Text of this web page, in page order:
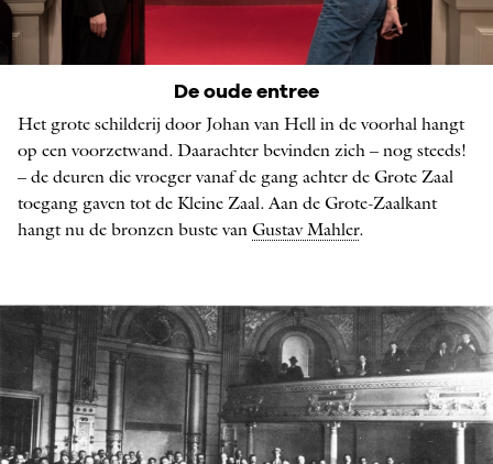
Het Concertgebouw Sextet
MET SUPPOOST SEBASTIAAN LANDKROON EN
REDACTEUR MARLOU VAN RIJN, FOTO: ANNE STUART
De oude entree
Het grote schilderij door Johan van Hell in de voorhal hangt
op een voorzetwand. Daarachter bevinden zich – nog steeds!
– de deuren die vroeger vanaf de gang achter de Grote Zaal
toegang gaven tot de Kleine Zaal. Aan de Grote-Zaalkant
hangt nu de bronzen buste van Gustav Mahler.